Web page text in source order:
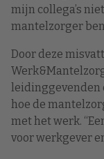
mijn collega’s
mantelzorger
Door deze
leidinggevenden
hoe de
met het werk.
voor werkgever